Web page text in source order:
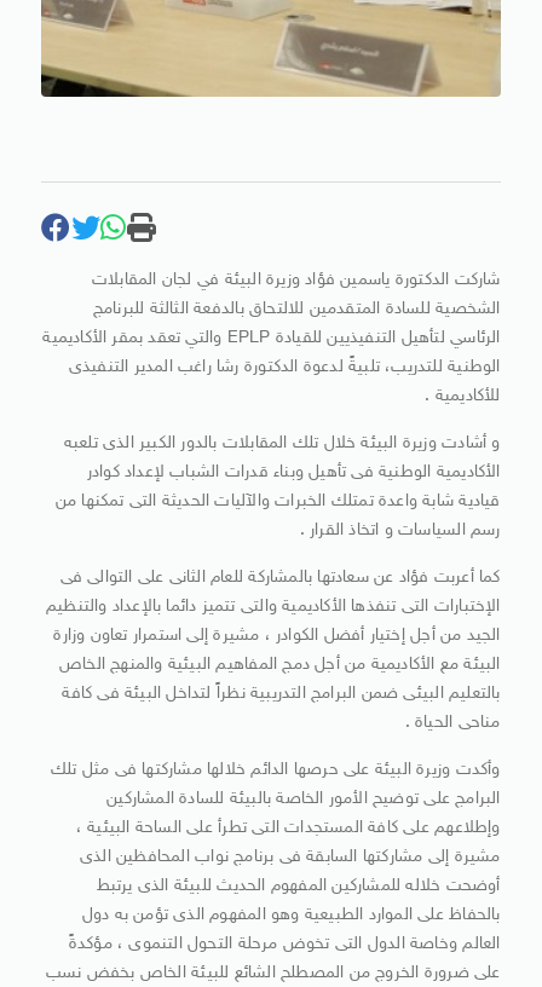
شاركت الدكتورة ياسمين فؤاد وزيرة البيئة في لجان المقابلات
الشخصية للسادة المتقدمين للالتحاق بالدفعة الثالثة للبرنامج
الرئاسي لتأهيل التنفيذيين للقيادة EPLP والتي تعقد بمقر الأكاديمية
الوطنية للتدريب، تلبيةً لدعوة الدكتورة رشا راغب المدير التنفيذى
للأكاديمية .
و أشادت وزيرة البيئة خلال تلك المقابلات بالدور الكبير الذى تلعبه
الأكاديمية الوطنية فى تأهيل وبناء قدرات الشباب لإعداد كوادر
قيادية شابة واعدة تمتلك الخبرات والآليات الحديثة التى تمكنها من
رسم السياسات و اتخاذ القرار .
كما أعربت فؤاد عن سعادتها بالمشاركة للعام الثانى على التوالى فى
الإختبارات التى تنفذها الأكاديمية والتى تتميز دائما بالإعداد والتنظيم
الجيد من أجل إختيار أفضل الكوادر ، مشيرة إلى استمرار تعاون وزارة
البيئة مع الأكاديمية من أجل دمج المفاهيم البيئية والمنهج الخاص
بالتعليم البيئى ضمن البرامج التدريبية نظراً لتداخل البيئة فى كافة
مناحى الحياة .
وأكدت وزيرة البيئة على حرصها الدائم خلالها مشاركتها فى مثل تلك
البرامج على توضيح الأمور الخاصة بالبيئة للسادة المشاركين
وإطلاعهم على كافة المستجدات التى تطرأ على الساحة البيئية ،
مشيرة إلى مشاركتها السابقة فى برنامج نواب المحافظين الذى
أوضحت خلاله للمشاركين المفهوم الحديث للبيئة الذى يرتبط
بالحفاظ على الموارد الطبيعية وهو المفهوم الذى تؤمن به دول
العالم وخاصة الدول التى تخوض مرحلة التحول التنموى ، مؤكدةً
على ضرورة الخروج من المصطلح الشائع للبيئة الخاص بخفض نسب